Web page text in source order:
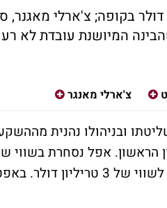
טובים; לחברה 130 מיליארד דולר בקופה;
צ'ארלי מאנגר
ובניהולו נהנית
ועשויה להיות החברה הראשונה בעולם